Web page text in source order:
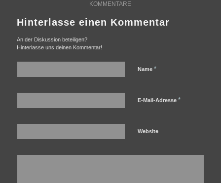
KOMMENTARE
Hinterlasse einen Kommentar
An der Diskussion beteiligen?
Hinterlasse uns deinen Kommentar!
Name *
E-Mail-Adresse *
Website